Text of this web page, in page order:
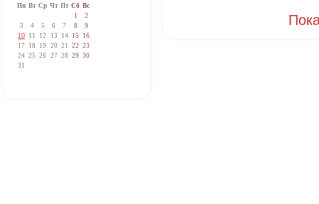
Пн Вт Ср Чт Пт Сб Вс
1
2
3
4 5 6 7 8
9
10 11 12 13 14 15
16
17
18 19 20 21 22 23
24 25 26 27 28 29 30
31